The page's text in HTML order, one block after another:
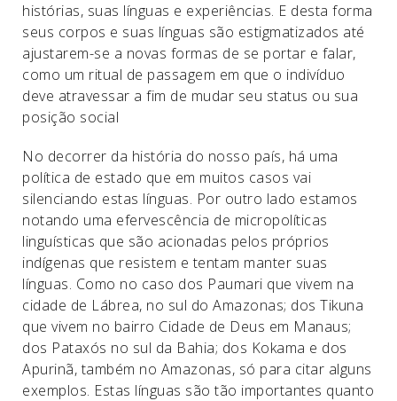
histórias, suas línguas e experiências. E desta forma
seus corpos e suas línguas são estigmatizados até
ajustarem-se a novas formas de se portar e falar,
como um ritual de passagem em que o indivíduo
deve atravessar a fim de mudar seu status ou sua
posição social
No decorrer da história do nosso país, há uma
política de estado que em muitos casos vai
silenciando estas línguas. Por outro lado estamos
notando uma efervescência de micropolíticas
linguísticas que são acionadas pelos próprios
indígenas que resistem e tentam manter suas
línguas. Como no caso dos Paumari que vivem na
cidade de Lábrea, no sul do Amazonas; dos Tikuna
que vivem no bairro Cidade de Deus em Manaus;
dos Pataxós no sul da Bahia; dos Kokama e dos
Apurinã, também no Amazonas, só para citar alguns
exemplos. Estas línguas são tão importantes quanto